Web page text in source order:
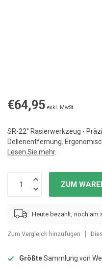
€64,95 exkl. MwSt.
SR-22'' Rasierwerkzeug -
Dellenentfernung.
Lesen Sie mehr.
ZUM
Heute bezahlt, noch am
Zum Vergleich hinzufügen
GrößteSammlung von